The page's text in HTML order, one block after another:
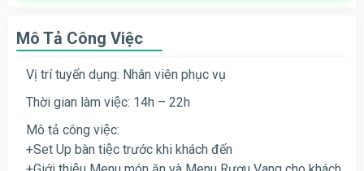
Mô Tả Công Việc
Vị trí tuyển dụng: Nhân viên phục vụ
Thời gian làm việc: 14h – 22h
Mô tả công việc:
+Set Up bàn tiệc trước khi khách đến